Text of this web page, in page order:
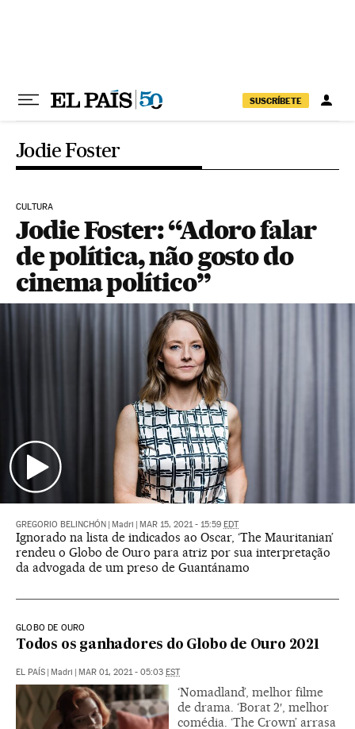
SUSCRÍBETE
Jodie Foster
CULTURA
Jodie Foster: “Adoro falar
de política, não gosto do
cinema político”
GREGORIO BELINCHÓN Madri MAR 15, 2021 - 15:59 EDT
Ignorado na lista de indicados ao Oscar, ‘The Mauritanian’
rendeu o Globo de Ouro para atriz por sua interpretação
da advogada de um preso de Guantánamo
GLOBO DE OURO
Todos os ganhadores do Globo de Ouro 2021
EL PAÍS Madri MAR 01, 2021 - 05:03 EST
‘Nomadland’, melhor filme
de drama. ‘Borat 2′, melhor
comédia. ‘The Crown’ arrasa